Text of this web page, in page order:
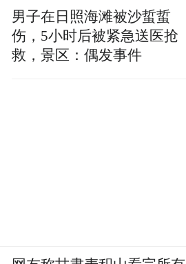
男子在日照海滩被沙蜇蜇
伤，5小时后被紧急送医抢
救，景区：偶发事件